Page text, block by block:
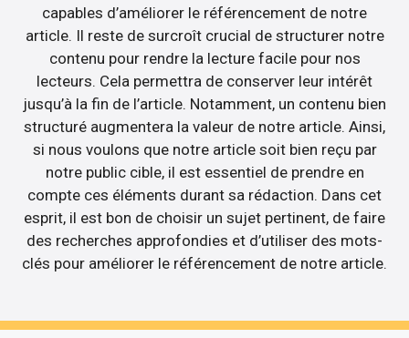
capables d’améliorer le référencement de notre
article. Il reste de surcroît crucial de structurer notre
contenu pour rendre la lecture facile pour nos
lecteurs. Cela permettra de conserver leur intérêt
jusqu’à la fin de l’article. Notamment, un contenu bien
structuré augmentera la valeur de notre article. Ainsi,
si nous voulons que notre article soit bien reçu par
notre public cible, il est essentiel de prendre en
compte ces éléments durant sa rédaction. Dans cet
esprit, il est bon de choisir un sujet pertinent, de faire
des recherches approfondies et d’utiliser des mots-
clés pour améliorer le référencement de notre article.